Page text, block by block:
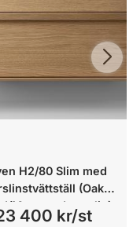
H2/80 Slim med
(Oak
Matt sand porslin)
400 kr/st